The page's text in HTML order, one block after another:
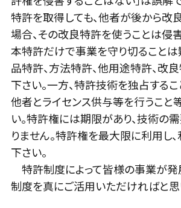
特許を取得しても、他者が後から改
場合、その改良特許を使うことは侵
本特許だけで事業を守り切ることは
品特許、方法特許、他用途特許、改
下さい。一方、特許技術を独占するこ
他者とライセンス供与等を行うこと
い。特許権には期限があり、技術の
りません。特許権を最大限に利用し
下さい。
特許制度によって皆様の事業が発
制度を真にご活用いただければと思